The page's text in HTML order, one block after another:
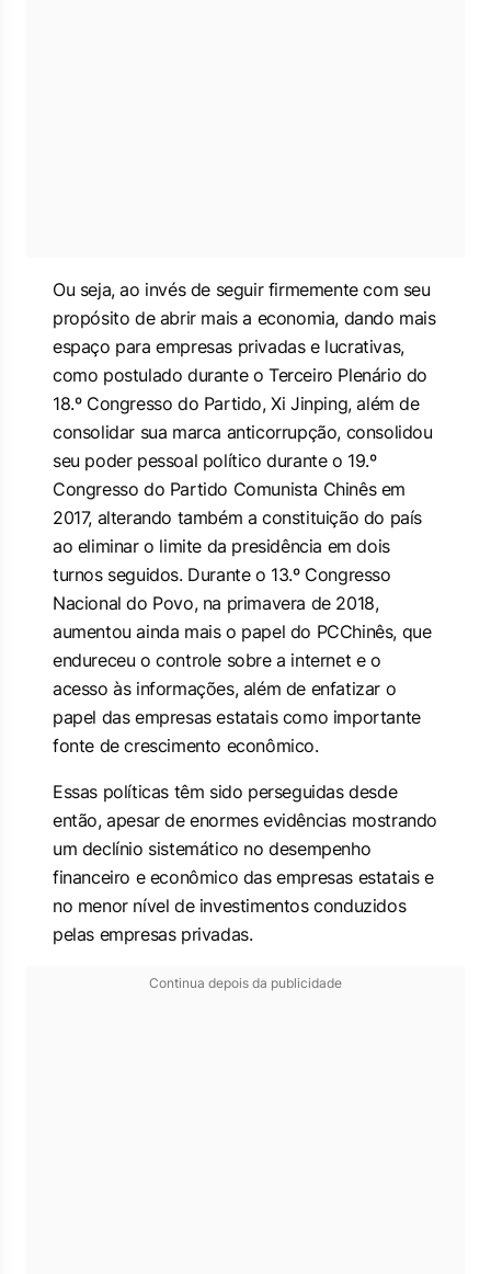
Ou seja, ao invés de seguir firmemente com seu
propósito de abrir mais a economia, dando mais
espaço para empresas privadas e lucrativas,
como postulado durante o Terceiro Plenário do
18.º Congresso do Partido, Xi Jinping, além de
consolidar sua marca anticorrupção, consolidou
seu poder pessoal político durante o 19.º
Congresso do Partido Comunista Chinês em
2017, alterando também a constituição do país
ao eliminar o limite da presidência em dois
turnos seguidos. Durante o 13.º Congresso
Nacional do Povo, na primavera de 2018,
aumentou ainda mais o papel do PCChinês, que
endureceu o controle sobre a internet e o
acesso às informações, além de enfatizar o
papel das empresas estatais como importante
fonte de crescimento econômico.
Essas políticas têm sido perseguidas desde
então, apesar de enormes evidências mostrando
um declínio sistemático no desempenho
financeiro e econômico das empresas estatais e
no menor nível de investimentos conduzidos
pelas empresas privadas.
Continua depois da publicidade